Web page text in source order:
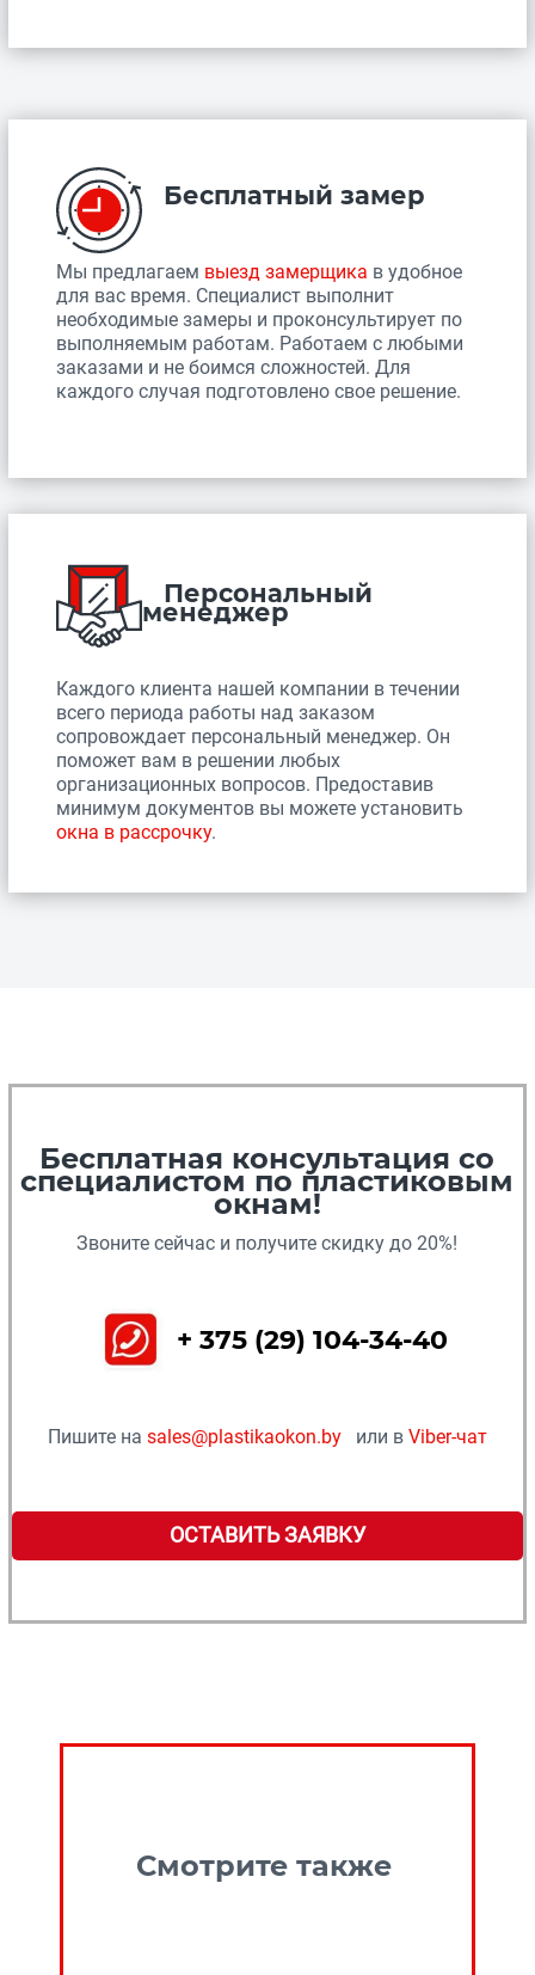
Бесплатный замер
Мы предлагаем выезд замерщика в удобное
для вас время. Специалист выполнит
необходимые замеры и проконсультирует по
выполняемым работам. Работаем с любыми
заказами и не боимся сложностей. Для
каждого случая подготовлено свое решение.
Персональный
менеджер
Каждого клиента нашей компании в течении
всего периода работы над заказом
сопровождает персональный менеджер. Он
поможет вам в решении любых
организационных вопросов. Предоставив
минимум документов вы можете установить
окна в рассрочку.
Бесплатная консультация со
специалистом по пластиковым
окнам!
Звоните сейчас и получите скидку до 20%!
+ 375 (29) 104-34-40
Пишите на sales@plastikaokon.by или в Viber-чат
ОСТАВИТЬ ЗАЯВКУ
Смотрите также